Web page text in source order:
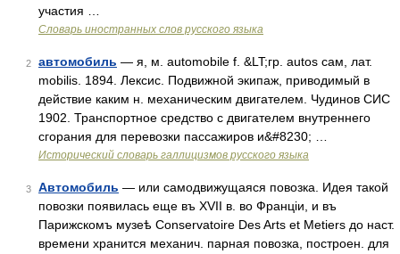
участия …
Словарь иностранных слов русского языка
2 автомобиль — я, м. automobile f. &LT;гр. autos сам, лат.
mobilis. 1894. Лексис. Подвижной экипаж, приводимый в
действие каким н. механическим двигателем. Чудинов СИС
1902. Транспортное средство с двигателем внутреннего
сгорания для перевозки пассажиров и&#8230; …
Исторический словарь галлицизмов русского языка
3 Автомобиль — или самодвижущаяся повозка. Идея такой
повозки появилась еще въ XVII в. во Франціи, и въ
Парижскомъ музеѣ Conservatoire Des Arts et Metiers до наст.
времени хранится механич. парная повозка, построен. для